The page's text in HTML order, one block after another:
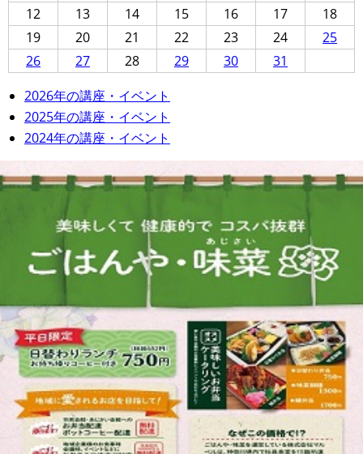
12
13 14 15 16 17
18
19
20 21 22 23 24
25
26
27 28 29 30
31
2026年の講座・イベント
2025年の講座・イベント
2024年の講座・イベント